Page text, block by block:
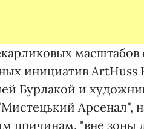
масштабов
инициатив ArtHuss
Бурлакой и
Арсенал",
причинам, "вне зоны